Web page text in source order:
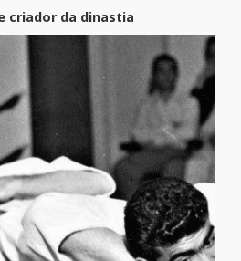
criador da dinastia